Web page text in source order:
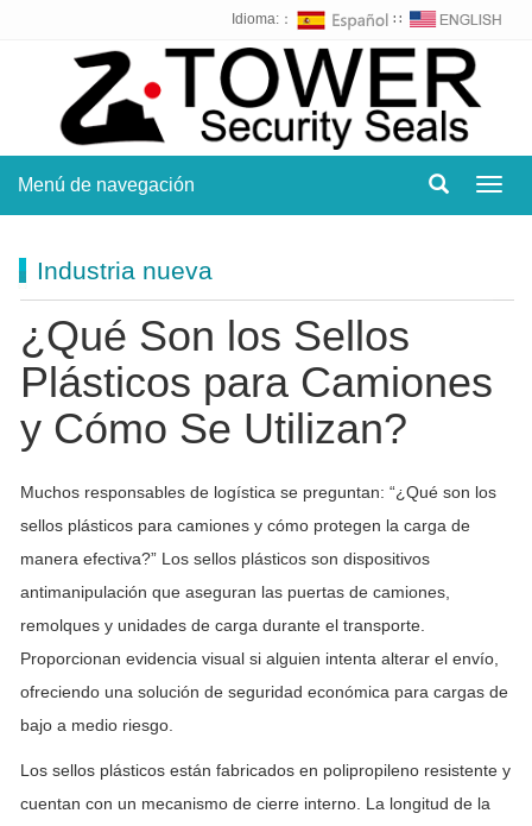
Idioma:： ∷
Menú de navegación
Industria nueva
¿Qué Son los Sellos
Plásticos para Camiones
y Cómo Se Utilizan?
Muchos responsables de logística se preguntan: “¿Qué son los
sellos plásticos para camiones y cómo protegen la carga de
manera efectiva?” Los sellos plásticos son dispositivos
antimanipulación que aseguran las puertas de camiones,
remolques y unidades de carga durante el transporte.
Proporcionan evidencia visual si alguien intenta alterar el envío,
ofreciendo una solución de seguridad económica para cargas de
bajo a medio riesgo.
Los sellos plásticos están fabricados en polipropileno resistente y
cuentan con un mecanismo de cierre interno. La longitud de la